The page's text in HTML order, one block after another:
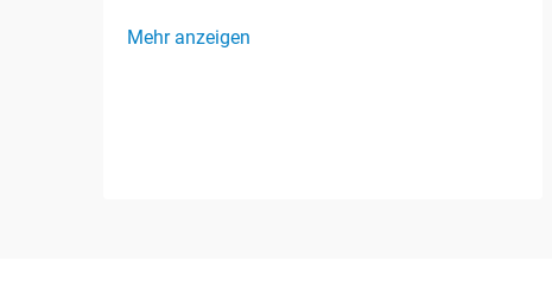
fungieren als unsichtbare Helden in
Mehr anzeigen